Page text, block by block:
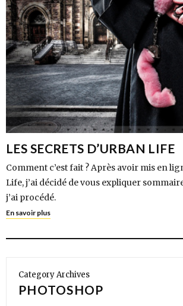
LES SECRETS D’URBAN LIFE
Comment c’est fait ? Après avoir mis en
Life, j’ai décidé de vous expliquer
j’ai procédé.
En savoir plus
Category Archives
PHOTOSHOP